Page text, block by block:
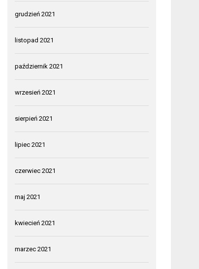
grudzień 2021
listopad 2021
październik 2021
wrzesień 2021
sierpień 2021
lipiec 2021
czerwiec 2021
maj 2021
kwiecień 2021
marzec 2021